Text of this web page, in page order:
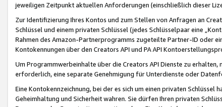
jeweiligen Zeitpunkt aktuellen Anforderungen (einschließlich dieser
Zur Identifizierung Ihres Kontos und zum Stellen von Anfragen an
Schlüssel und einem privaten Schlüssel (jedes Schlüsselpaar eine
Rahmen des Amazon-Partnerprogramms zugeteilte Partner-ID oder
Kontokennungen über den Creators API und PA API
Um Programmwerbeinhalte über die Creators API Dienste zu
erforderlich, eine separate Genehmigung für Unterdienste oder
Eine Kontokennzeichnung, bei der es sich um einen privaten
Geheimhaltung und Sicherheit wahren. Sie dürfen Ihren privaten